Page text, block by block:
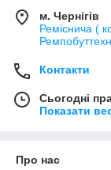
м. Чернігів
Реміснича (
Контакти
Сьогодні
Показати
Про нас